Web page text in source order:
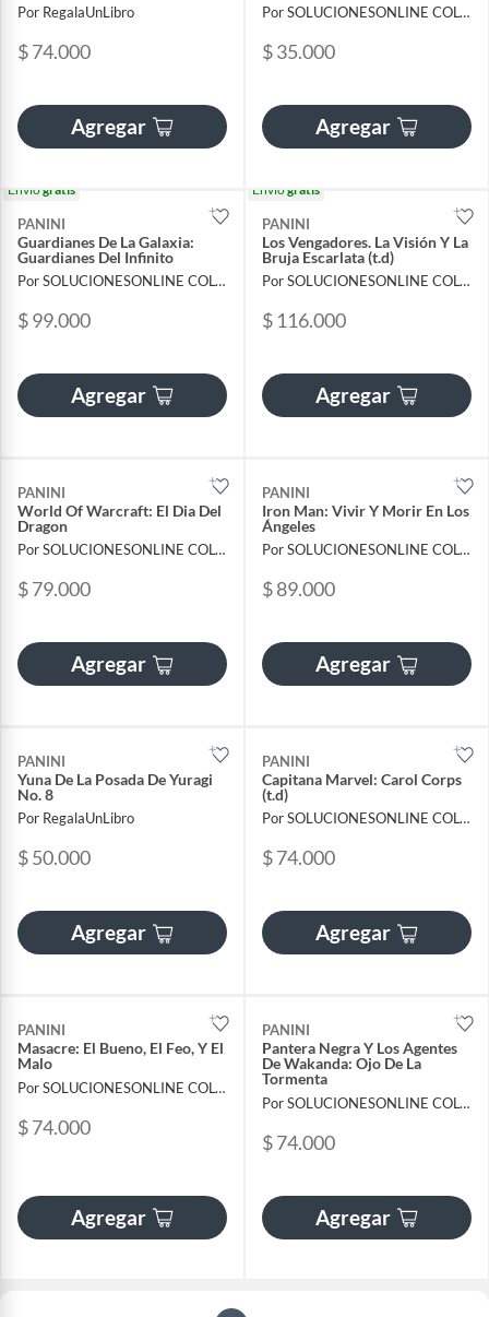
Por RegalaUnLibro
$ 74.000
Agregar
Por SOLUCIONESONLINE COLOMBIA SAS
$ 35.000
Agregar
Envíogratis
PANINI
Guardianes De La Galaxia:
Guardianes Del Infinito
Por SOLUCIONESONLINE COLOMBIA SAS
$ 99.000
Agregar
Envíogratis
PANINI
Los Vengadores. La Visión Y La
Bruja Escarlata (t.d)
Por SOLUCIONESONLINE COLOMBIA SAS
$ 116.000
Agregar
PANINI
World Of Warcraft: El Dia Del
Dragon
Por SOLUCIONESONLINE COLOMBIA SAS
$ 79.000
Agregar
PANINI
Iron Man: Vivir Y Morir En Los
Ángeles
Por SOLUCIONESONLINE COLOMBIA SAS
$ 89.000
Agregar
PANINI
Yuna De La Posada De Yuragi
No. 8
Por RegalaUnLibro
$ 50.000
Agregar
PANINI
Capitana Marvel: Carol Corps
(t.d)
Por SOLUCIONESONLINE COLOMBIA SAS
$ 74.000
Agregar
PANINI
Masacre: El Bueno, El Feo, Y El
Malo
Por SOLUCIONESONLINE COLOMBIA SAS
$ 74.000
Agregar
PANINI
Pantera Negra Y Los Agentes
De Wakanda: Ojo De La
Tormenta
Por SOLUCIONESONLINE COLOMBIA SAS
$ 74.000
Agregar